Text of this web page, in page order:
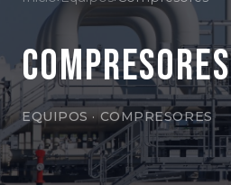
Compresores
EQUIPOS · COMPRESORES